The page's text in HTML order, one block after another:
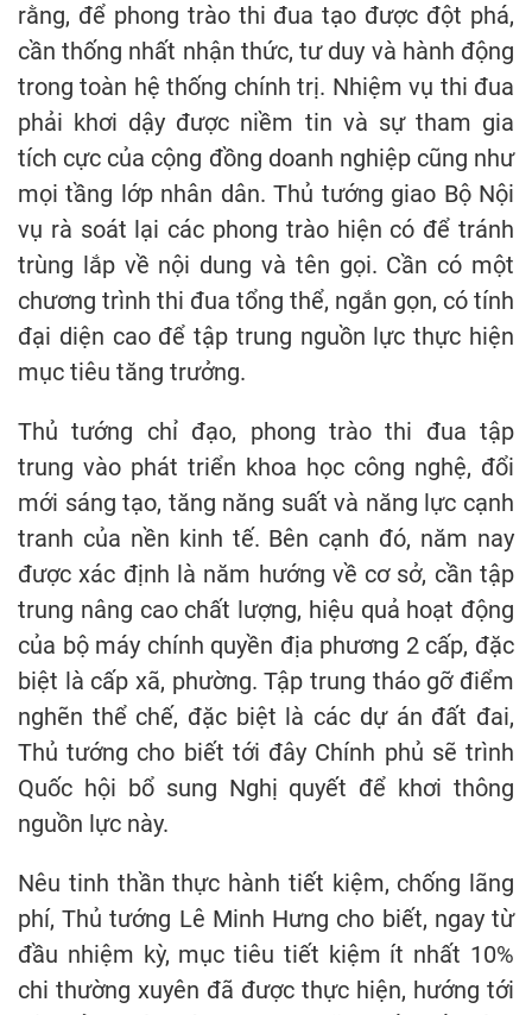
rằng, để phong trào thi đua tạo được đột phá,
cần thống nhất nhận thức, tư duy và hành động
trong toàn hệ thống chính trị. Nhiệm vụ thi đua
phải khơi dậy được niềm tin và sự tham gia
tích cực của cộng đồng doanh nghiệp cũng như
mọi tầng lớp nhân dân. Thủ tướng giao Bộ Nội
vụ rà soát lại các phong trào hiện có để tránh
trùng lắp về nội dung và tên gọi. Cần có một
chương trình thi đua tổng thể, ngắn gọn, có tính
đại diện cao để tập trung nguồn lực thực hiện
mục tiêu tăng trưởng.
Thủ tướng chỉ đạo, phong trào thi đua tập
trung vào phát triển khoa học công nghệ, đổi
mới sáng tạo, tăng năng suất và năng lực cạnh
tranh của nền kinh tế. Bên cạnh đó, năm nay
được xác định là năm hướng về cơ sở, cần tập
trung nâng cao chất lượng, hiệu quả hoạt động
của bộ máy chính quyền địa phương 2 cấp, đặc
biệt là cấp xã, phường. Tập trung tháo gỡ điểm
nghẽn thể chế, đặc biệt là các dự án đất đai,
Thủ tướng cho biết tới đây Chính phủ sẽ trình
Quốc hội bổ sung Nghị quyết để khơi thông
nguồn lực này.
Nêu tinh thần thực hành tiết kiệm, chống lãng
phí, Thủ tướng Lê Minh Hưng cho biết, ngay từ
đầu nhiệm kỳ, mục tiêu tiết kiệm ít nhất 10%
chi thường xuyên đã được thực hiện, hướng tới